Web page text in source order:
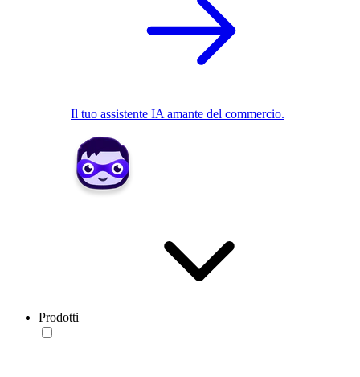
Il tuo assistente IA amante del commercio.
Prodotti